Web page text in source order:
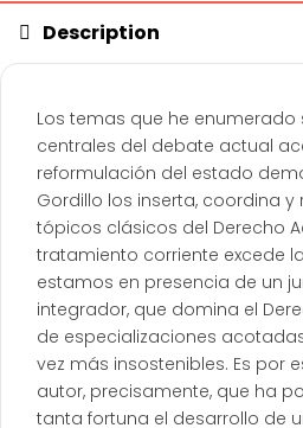
Description
Los temas que he enumerado
centrales del debate actual
reformulación del estado
Gordillo los inserta, coordina
tópicos clásicos del Derecho
tratamiento corriente excede
estamos en presencia de un
integrador, que domina el
de especializaciones
vez más insostenibles. Es por
autor, precisamente, que ha
tanta fortuna el desarrollo de